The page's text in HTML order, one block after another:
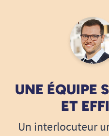
UNE ÉQUIPE
ET
Un interlocuteur